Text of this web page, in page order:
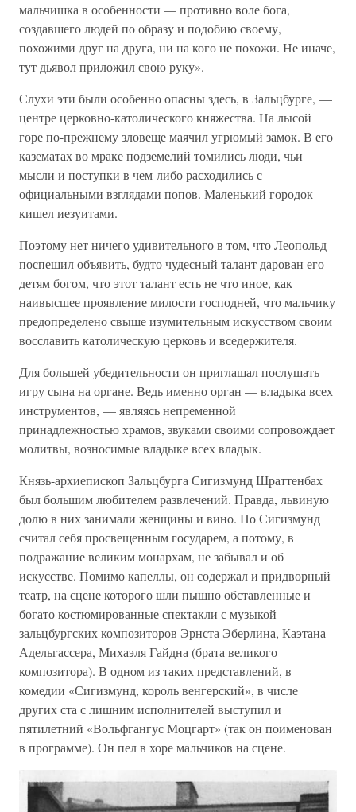
мальчишка в особенности — противно воле бога,
создавшего людей по образу и подобию своему,
похожими друг на друга, ни на кого не похожи. Не иначе,
тут дьявол приложил свою руку».
Слухи эти были особенно опасны здесь, в Зальцбурге, —
центре церковно-католического княжества. На лысой
горе по-прежнему зловеще маячил угрюмый замок. В его
казематах во мраке подземелий томились люди, чьи
мысли и поступки в чем-либо расходились с
официальными взглядами попов. Маленький городок
кишел иезуитами.
Поэтому нет ничего удивительного в том, что Леопольд
поспешил объявить, будто чудесный талант дарован его
детям богом, что этот талант есть не что иное, как
наивысшее проявление милости господней, что мальчику
предопределено свыше изумительным искусством своим
восславить католическую церковь и вседержителя.
Для большей убедительности он приглашал послушать
игру сына на органе. Ведь именно орган — владыка всех
инструментов, — являясь непременной
принадлежностью храмов, звуками своими сопровождает
молитвы, возносимые владыке всех владык.
Князь-архиепископ Зальцбурга Сигизмунд Шраттенбах
был большим любителем развлечений. Правда, львиную
долю в них занимали женщины и вино. Но Сигизмунд
считал себя просвещенным государем, а потому, в
подражание великим монархам, не забывал и об
искусстве. Помимо капеллы, он содержал и придворный
театр, на сцене которого шли пышно обставленные и
богато костюмированные спектакли с музыкой
зальцбургских композиторов Эрнста Эберлина, Каэтана
Адельгассера, Михаэля Гайдна (брата великого
композитора). В одном из таких представлений, в
комедии «Сигизмунд, король венгерский», в числе
других ста с лишним исполнителей выступил и
пятилетний «Вольфгангус Моцгарт» (так он поименован
в программе). Он пел в хоре мальчиков на сцене.